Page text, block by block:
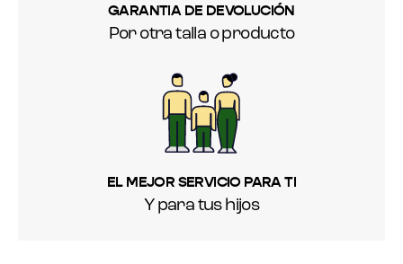
GARANTIA DE DEVOLUCIÓN
Por otra talla o producto
EL MEJOR SERVICIO PARA TI
Y para tus hijos